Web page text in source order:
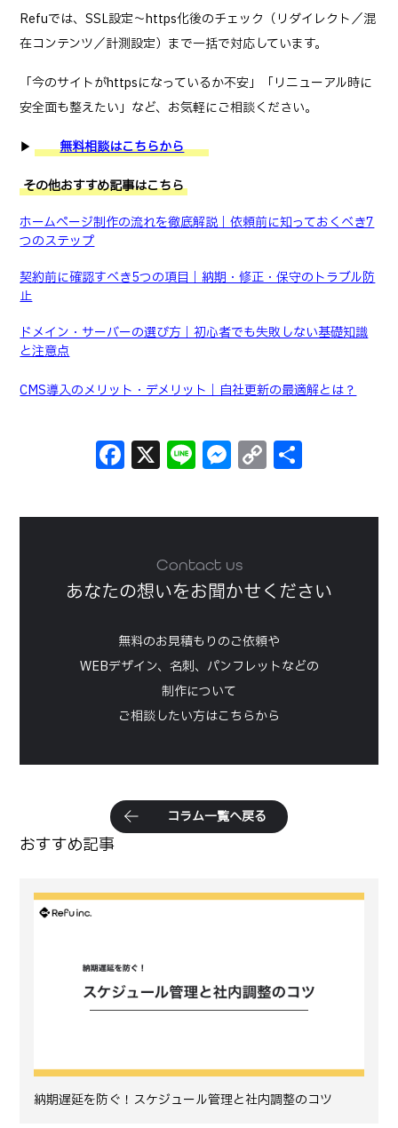
Refuでは、SSL設定〜https化後のチェック（リダイレクト／混
在コンテンツ／計測設定）まで一括で対応しています。
「今のサイトがhttpsになっているか不安」「リニューアル時に
安全面も整えたい」など、お気軽にご相談ください。
▶ 無料相談はこちらから
その他おすすめ記事はこちら
ホームページ制作の流れを徹底解説｜依頼前に知っておくべき7
つのステップ
契約前に確認すべき5つの項目｜納期・修正・保守のトラブル防
止
ドメイン・サーバーの選び方｜初心者でも失敗しない基礎知識
と注意点
CMS導入のメリット・デメリット｜自社更新の最適解とは？
Facebook
X LineMessenger
Copy
Link
Contact us
あなたの想いをお聞かせください
無料のお見積もりのご依頼や
WEBデザイン、名刺、パンフレットなどの
制作について
ご相談したい方はこちらから
コラム一覧へ戻る
おすすめ記事
納期遅延を防ぐ！スケジュール管理と社内調整のコツ